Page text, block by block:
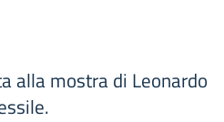
alla mostra di Leonardo